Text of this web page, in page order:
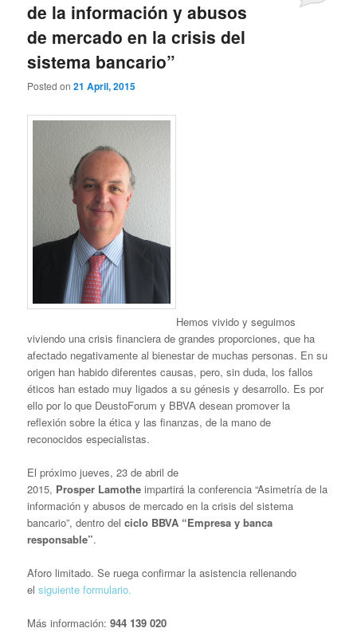
de la información y abusos
de mercado en la crisis del
sistema bancario”
Posted on21 April, 2015
Hemos vivido y seguimos
viviendo una crisis financiera de grandes proporciones, que ha
afectado negativamente al bienestar de muchas personas. En su
origen han habido diferentes causas, pero, sin duda, los fallos
éticos han estado muy ligados a su génesis y desarrollo. Es por
ello por lo que DeustoForum y BBVA desean promover la
reflexión sobre la ética y las finanzas, de la mano de
reconocidos especialistas.
El próximo jueves, 23 de abril de
2015, Prosper Lamotheimpartirá la conferencia “Asimetría de la
información y abusos de mercado en la crisis del sistema
bancario”, dentro delciclo BBVA “Empresa y banca
responsable”.
Aforo limitado. Se ruega confirmar la asistencia rellenando
elsiguiente formulario.
Más información:944 139 020